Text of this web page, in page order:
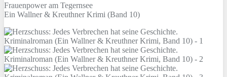
Frauenpower am Tegernsee
Ein Wallner & Kreuthner Krimi (Band 10)